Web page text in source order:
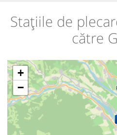
Stațiile de
către
+
−